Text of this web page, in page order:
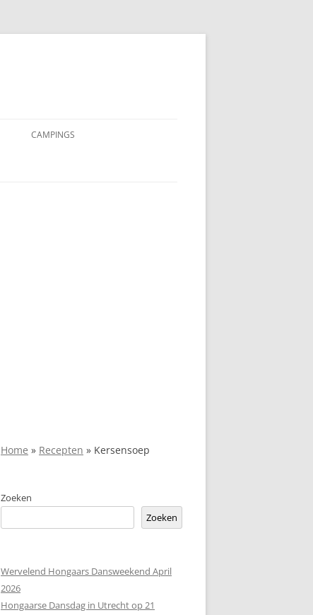
CAMPINGS
Home » Recepten » Kersensoep
Zoeken
Zoeken
Wervelend Hongaars Dansweekend April
2026
Hongaarse Dansdag in Utrecht op 21